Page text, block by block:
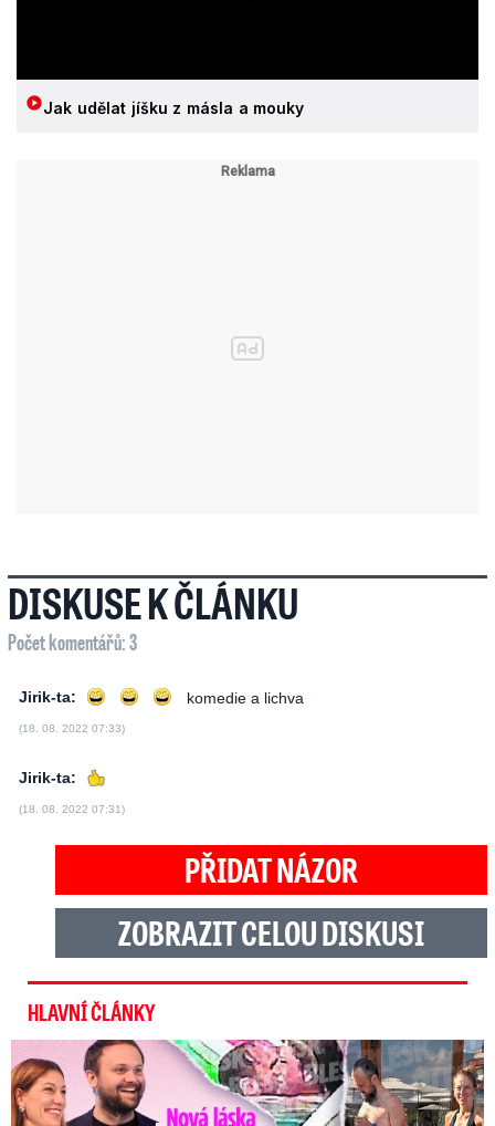
Jak udělat jíšku z másla a mouky
DISKUSE K ČLÁNKU
Počet komentářů: 3
Jirik-ta: komedie a lichva
(18. 08. 2022 07:33)
Jirik-ta:
(18. 08. 2022 07:31)
PŘIDAT NÁZOR
ZOBRAZIT CELOU DISKUSI
HLAVNÍ ČLÁNKY
Nová láska ve Sněmovně: Decroix s mladým kolegou z ODS